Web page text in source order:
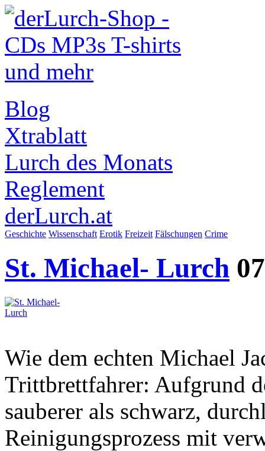
Blog
Xtrablatt
Lurch des Monats
Reglement
derLurch.at
Geschichte Wissenschaft Erotik Freizeit Fälschungen Crime
St. Michael- Lurch
Wie dem echten Michael
Trittbrettfahrer: Aufgrund
sauberer als schwarz,
Reinigungsprozess mit